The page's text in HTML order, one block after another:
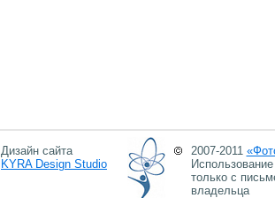
Дизайн сайта
KYRA Design Studio
2007-2011
только с
владельца